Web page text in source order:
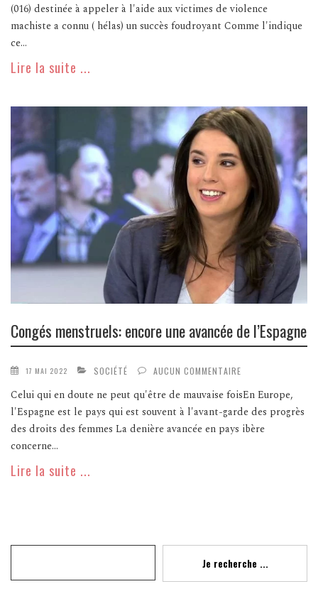
(016) destinée à appeler à l'aide aux victimes de violence
machiste a connu ( hélas) un succès foudroyant Comme l'indique
ce...
Lire la suite ...
Congés menstruels: encore une avancée de l’Espagne
17 MAI 2022 SOCIÉTÉ AUCUN COMMENTAIRE
Celui qui en doute ne peut qu'être de mauvaise foisEn Europe,
l'Espagne est le pays qui est souvent à l'avant-garde des progrès
des droits des femmes La denière avancée en pays ibère
concerne...
Lire la suite ...
Je recherche ...